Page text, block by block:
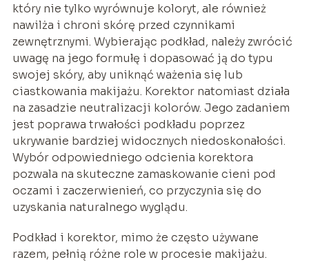
który nie tylko wyrównuje koloryt, ale również
nawilża i chroni skórę przed czynnikami
zewnętrznymi. Wybierając podkład, należy zwrócić
uwagę na jego formułę i dopasować ją do typu
swojej skóry, aby uniknąć ważenia się lub
ciastkowania makijażu. Korektor natomiast działa
na zasadzie neutralizacji kolorów. Jego zadaniem
jest poprawa trwałości podkładu poprzez
ukrywanie bardziej widocznych niedoskonałości.
Wybór odpowiedniego odcienia korektora
pozwala na skuteczne zamaskowanie cieni pod
oczami i zaczerwienień, co przyczynia się do
uzyskania naturalnego wyglądu.
Podkład i korektor, mimo że często używane
razem, pełnią różne role w procesie makijażu.